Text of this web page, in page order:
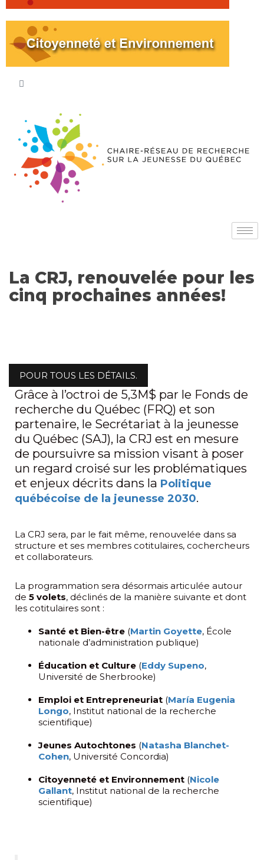
La CRJ, renouvelée pour les
cinq prochaines années!
POUR TOUS LES DÉTAILS.
Grâce à l’octroi de 5,3M$ par le Fonds de
recherche du Québec (FRQ) et son
partenaire, le Secrétariat à la jeunesse
du Québec (SAJ), la CRJ est en mesure
de poursuivre sa mission visant à poser
un regard croisé sur les problématiques
et enjeux décrits dans la Politique
québécoise de la jeunesse 2030.
La CRJ sera, par le fait même, renouvelée dans sa
structure et ses membres cotitulaires, cochercheurs
et collaborateurs.
La programmation sera désormais articulée autour
de 5 volets, déclinés de la manière suivante et dont
les cotitulaires sont :
Santé et Bien-être (Martin Goyette, École
nationale d’administration publique)
Éducation et Culture (Eddy Supeno,
Université de Sherbrooke)
Emploi et Entrepreneuriat (María Eugenia
Longo, Institut national de la recherche
scientifique)
Jeunes Autochtones (Natasha Blanchet-
Cohen, Université Concordia)
Citoyenneté et Environnement (Nicole
Gallant, Institut national de la recherche
scientifique)